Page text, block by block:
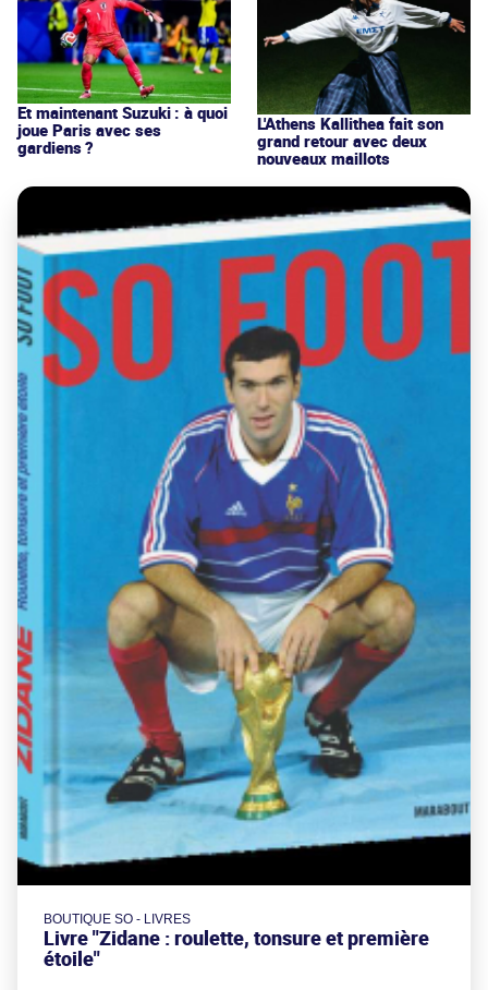
Et maintenant Suzuki : à quoi
joue Paris avec ses
gardiens ?
L'Athens Kallithea fait son
grand retour avec deux
nouveaux maillots
BOUTIQUE SO - LIVRES
Livre "Zidane : roulette, tonsure et première
étoile"